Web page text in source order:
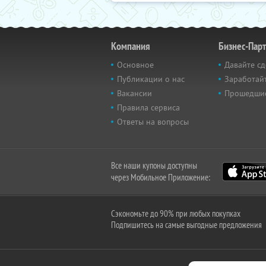
Компания
Основное
Публикации о нас
Вакансии
Правила сервиса
Ответы на вопросы
Бизнес-
Давайте
Все наши купоны доступны
через Мобильное Приложение:
Сэкономьте до 90% при любых покупках
Подпишитесь на самые выгодные предложения